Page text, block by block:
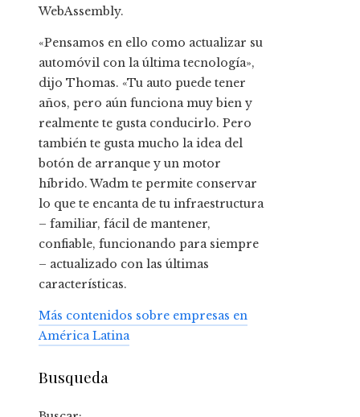
WebAssembly.
«Pensamos en ello como actualizar su
automóvil con la última tecnología»,
dijo Thomas. «Tu auto puede tener
años, pero aún funciona muy bien y
realmente te gusta conducirlo. Pero
también te gusta mucho la idea del
botón de arranque y un motor
híbrido. Wadm te permite conservar
lo que te encanta de tu infraestructura
– familiar, fácil de mantener,
confiable, funcionando para siempre
– actualizado con las últimas
características.
Más contenidos sobre empresas en
América Latina
Busqueda